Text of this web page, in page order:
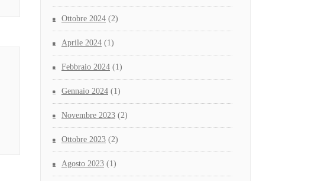
Ottobre 2024 (2)
Aprile 2024 (1)
Febbraio 2024 (1)
Gennaio 2024 (1)
Novembre 2023 (2)
Ottobre 2023 (2)
Agosto 2023 (1)